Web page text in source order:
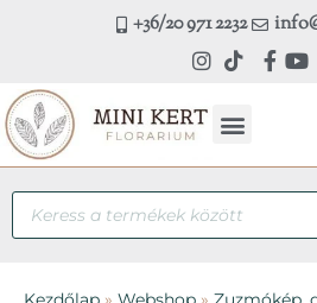
+36/20 971 2232
Products
search
Kezdőlap » Webshop » Zuzmókép,